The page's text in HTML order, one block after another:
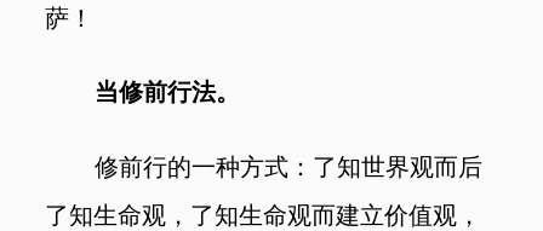
萨！
当修前行法。
修前行的一种方式：了知世界观而后
了知生命观，了知生命观而建立价值观，